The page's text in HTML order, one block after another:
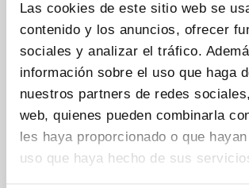
Las cookies de este sitio web se
contenido y los anuncios, ofrecer
sociales y analizar el tráfico.
información sobre el uso que haga
nuestros partners de redes
web, quienes pueden combinarla
les haya proporcionado o que
uso que haya hecho de sus